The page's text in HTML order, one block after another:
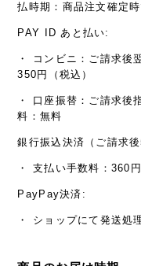
払時期：商品注文確定
PAY ID あと払い:
・ コンビニ：ご請求後
350円（税込）
・ 口座振替：ご請求後
料：無料
銀行振込決済（ご請求
・ 支払い手数料：360円
PayPay決済:
・ ショップにて発送処